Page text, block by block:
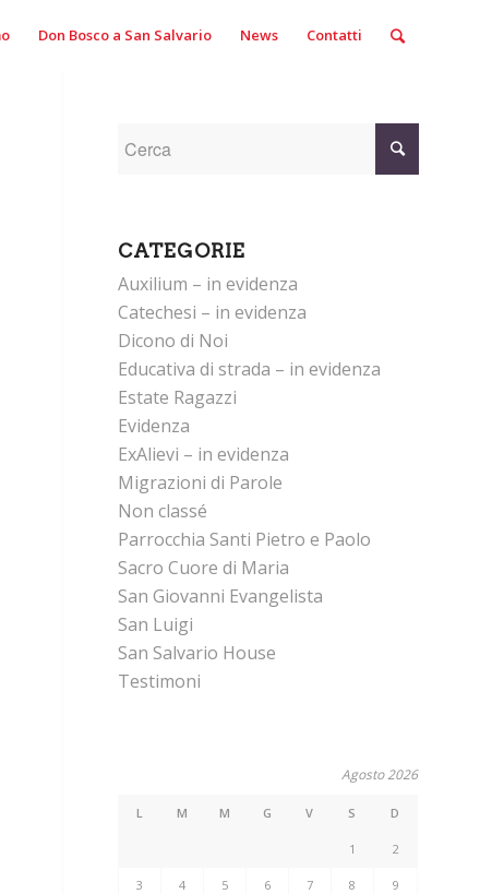
Don Bosco a San Salvario News Contatti
CATEGORIE
Auxilium – in evidenza
Catechesi – in evidenza
Dicono di Noi
Educativa di strada – in evidenza
Estate Ragazzi
Evidenza
ExAlievi – in evidenza
Migrazioni di Parole
Non classé
Parrocchia Santi Pietro e Paolo
Sacro Cuore di Maria
San Giovanni Evangelista
San Luigi
San Salvario House
Testimoni
Agosto 2026
L M M G V S D
1 2
3 4 5 6 7 8 9